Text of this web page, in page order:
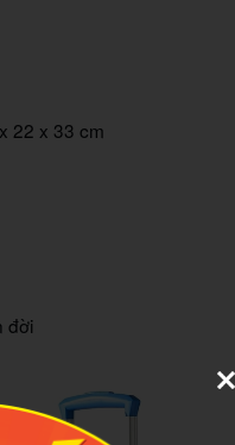
22 x 33 cm
đời